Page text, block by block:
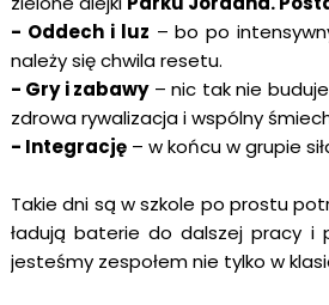
- Oddech i luz – bo po
należy się chwila resetu.
- Gry i zabawy– nic tak nie
zdrowa rywalizacja i wspólny
- Integrację– w końcu w grupie
Takie dni są w szkole po prostu
ładują baterie do dalszej pracy i
jesteśmy zespołem nie tylko w